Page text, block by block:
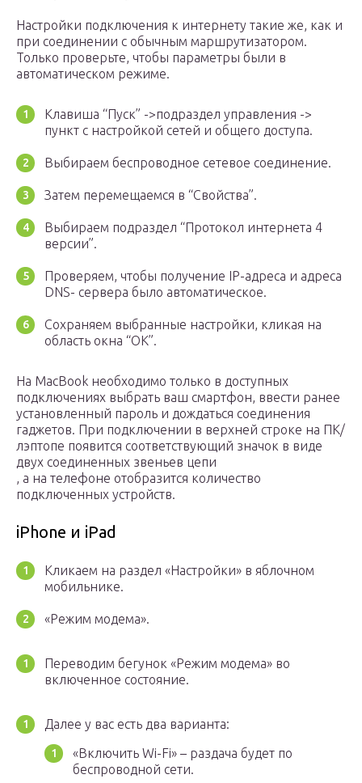
Настройки подключения к интернету такие же, как и
при соединении с обычным маршрутизатором.
Только проверьте, чтобы параметры были в
автоматическом режиме.
Клавиша “Пуск” ->подраздел управления ->
пункт с настройкой сетей и общего доступа.
Выбираем беспроводное сетевое соединение.
Затем перемещаемся в “Свойства”.
Выбираем подраздел “Протокол интернета 4
версии”.
Проверяем, чтобы получение IP-адреса и адреса
DNS- сервера было автоматическое.
Сохраняем выбранные настройки, кликая на
область окна “ОК”.
На MacBook необходимо только в доступных
подключениях выбрать ваш смартфон, ввести ранее
установленный пароль и дождаться соединения
гаджетов. При подключении в верхней строке на ПК/
лэптопе появится соответствующий значок в виде
двух соединенных звеньев цепи
, а на телефоне отобразится количество
подключенных устройств.
iPhone и iPad
Кликаем на раздел «Настройки» в яблочном
мобильнике.
«Режим модема».
Переводим бегунок «Режим модема» во
включенное состояние.
Далее у вас есть два варианта:
«Включить Wi-Fi» – раздача будет по
беспроводной сети.